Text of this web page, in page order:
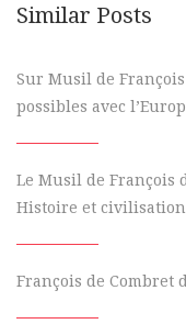
Similar Posts
Sur Musil de
possibles avec
Le Musil de François
Histoire et
François de Combret